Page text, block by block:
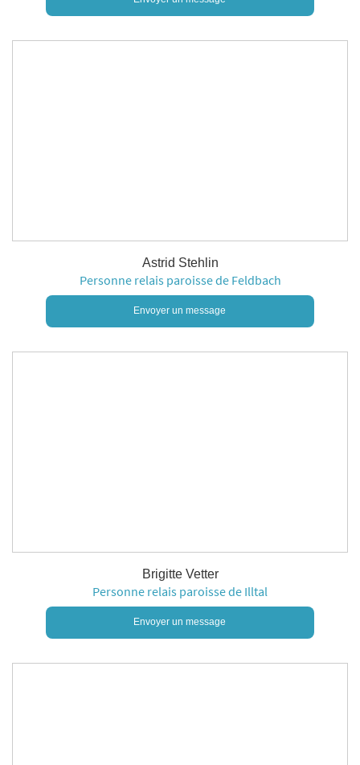
Astrid Stehlin
Personne relais paroisse de Feldbach
Envoyer un message
Brigitte Vetter
Personne relais paroisse de Illtal
Envoyer un message